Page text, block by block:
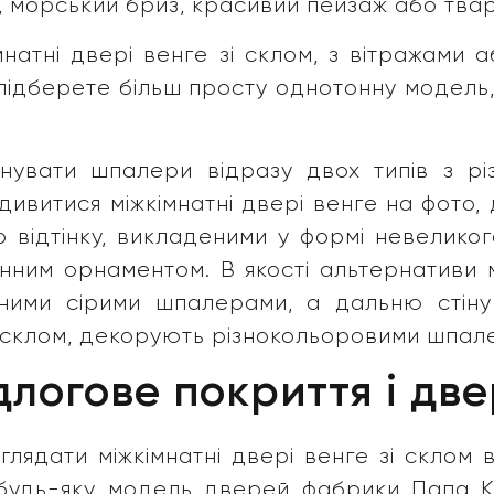
морський бриз, красивий пейзаж або
двері венге зі склом, з вітражами
більш просту однотонну
шпалери відразу двох типів з
міжкімнатні двері венге на
викладеними у формі
орнаментом. В якості альтернативи
сірими шпалерами, а дальню
склом, декорують різнокольоровими
покриття і
міжкімнатні двері венге зі склом в